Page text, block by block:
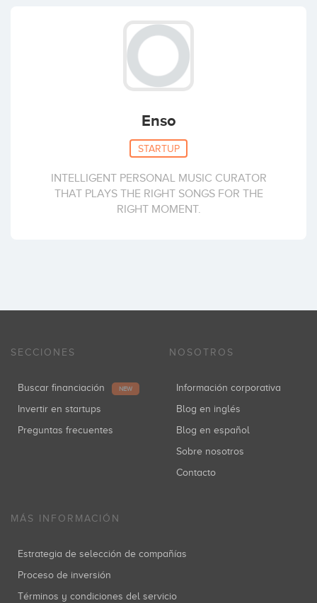
Enso
STARTUP
INTELLIGENT PERSONAL MUSIC CURATOR
THAT PLAYS THE RIGHT SONGS FOR THE
RIGHT MOMENT.
SECCIONES
Buscar financiación NEW
Invertir en startups
Preguntas frecuentes
NOSOTROS
Información corporativa
Blog en inglés
Blog en español
Sobre nosotros
Contacto
MÁS INFORMACIÓN
Estrategia de selección de compañías
Proceso de inversión
Términos y condiciones del servicio